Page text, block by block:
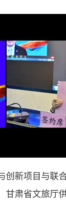
新项目与联
甘肃省文旅厅